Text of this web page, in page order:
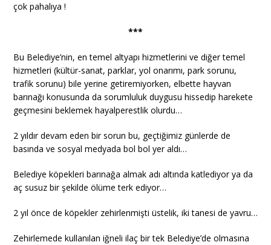
çok pahalıya !
***
Bu Belediye’nin, en temel altyapı hizmetlerini ve diğer temel
hizmetleri (kültür-sanat, parklar, yol onarımı, park sorunu,
trafik sorunu) bile yerine getiremiyorken, elbette hayvan
barınağı konusunda da sorumluluk duygusu hissedip harekete
geçmesini beklemek hayalperestlik olurdu…
2 yıldır devam eden bir sorun bu, geçtiğimiz günlerde de
basında ve sosyal medyada bol bol yer aldı…
Belediye köpekleri barınağa almak adı altında katlediyor ya da
aç susuz bir şekilde ölüme terk ediyor…
2 yıl önce de köpekler zehirlenmişti üstelik, iki tanesi de yavru…
Zehirlemede kullanılan iğneli ilaç bir tek Belediye’de olmasına